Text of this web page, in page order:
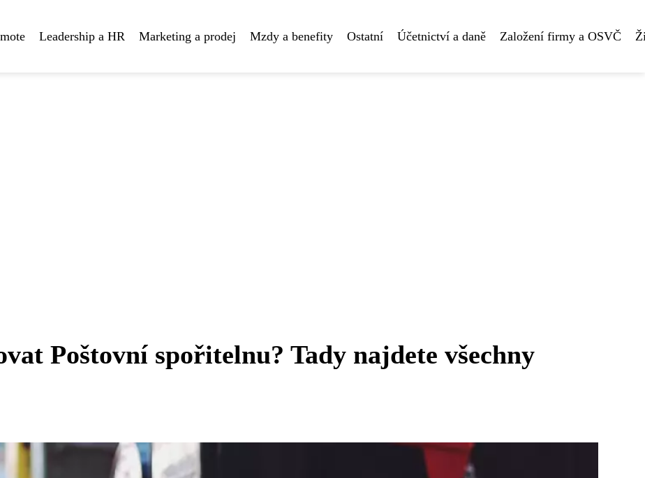
Leadership a HR Marketing a prodej Mzdy a benefity Ostatní Účetnictví a daně Založení firmy a OSVČ
Poštovní spořitelnu? Tady najdete všechny